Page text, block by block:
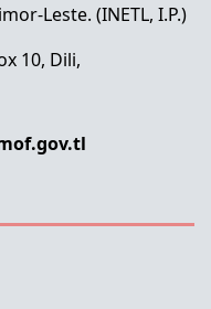
Leste. (INETL, I.P.)
10, Dili,